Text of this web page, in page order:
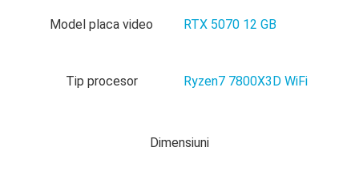
Model placa video RTX 5070 12 GB
Tip procesor Ryzen7 7800X3D WiFi
Dimensiuni